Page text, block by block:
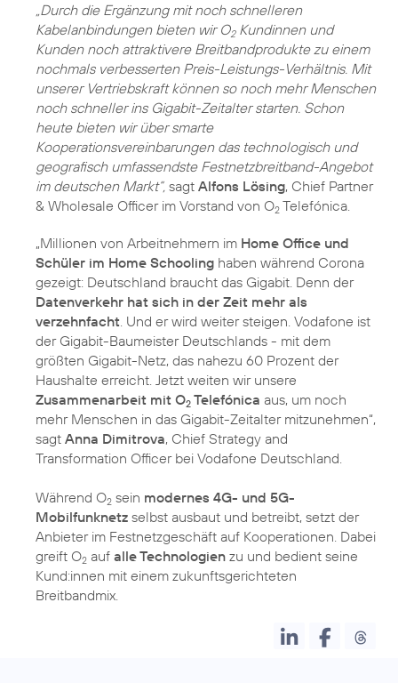
„Durch die Ergänzung mit noch schnelleren
Kabelanbindungen bieten wir O2Kundinnen und
Kunden noch attraktivere Breitbandprodukte zu einem
nochmals verbesserten Preis-Leistungs-Verhältnis. Mit
unserer Vertriebskraft können so noch mehr Menschen
noch schneller ins Gigabit-Zeitalter starten. Schon
heute bieten wir über smarte
Kooperationsvereinbarungen das technologisch und
geografisch umfassendste Festnetzbreitband-Angebot
im deutschen Markt“, sagt Alfons Lösing, Chief Partner
& Wholesale Officer im Vorstand von O2 Telefónica.
„Millionen von Arbeitnehmern im Home Office und
Schüler im Home Schooling haben während Corona
gezeigt: Deutschland braucht das Gigabit. Denn der
Datenverkehr hat sich in der Zeit mehr als
verzehnfacht. Und er wird weiter steigen. Vodafone ist
der Gigabit-Baumeister Deutschlands - mit dem
größten Gigabit-Netz, das nahezu 60 Prozent der
Haushalte erreicht. Jetzt weiten wir unsere
Zusammenarbeit mit O2 Telefónica aus, um noch
mehr Menschen in das Gigabit-Zeitalter mitzunehmen“,
sagt Anna Dimitrova, Chief Strategy and
Transformation Officer bei Vodafone Deutschland.
Während O2 sein modernes 4G- und 5G-
Mobilfunknetz selbst ausbaut und betreibt, setzt der
Anbieter im Festnetzgeschäft auf Kooperationen. Dabei
greift O2 auf alle Technologien zu und bedient seine
Kund:innen mit einem zukunftsgerichteten
Breitbandmix.